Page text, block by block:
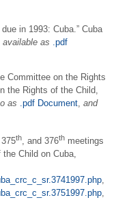
in 1993: Cuba.” Cuba
available as .pdf
on the Rights
the Rights of the Child,
as .pdf Document and
th, and 376th meetings
Child on Cuba,
,
,